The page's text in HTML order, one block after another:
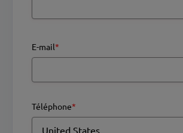
E-mail*
Téléphone*